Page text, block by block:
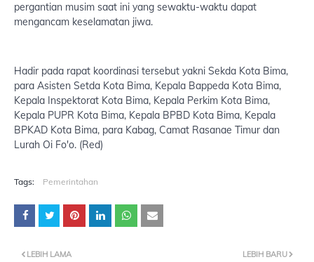
pergantian musim saat ini yang sewaktu-waktu dapat
mengancam keselamatan jiwa.
Hadir pada rapat koordinasi tersebut yakni Sekda Kota Bima,
para Asisten Setda Kota Bima, Kepala Bappeda Kota Bima,
Kepala Inspektorat Kota Bima, Kepala Perkim Kota Bima,
Kepala PUPR Kota Bima, Kepala BPBD Kota Bima, Kepala
BPKAD Kota Bima, para Kabag, Camat Rasanae Timur dan
Lurah Oi Fo'o. (Red)
Tags: Pemerintahan
LEBIH BARU
LEBIH LAMA